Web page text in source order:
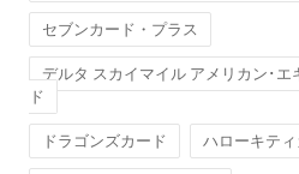
セブンカード・プラス
デルタ スカイマイル アメリカン･
ド
ドラゴンズカード ハローキテ